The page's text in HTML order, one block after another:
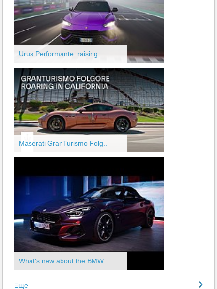
Urus Performante: raising...
Maserati GranTurismo Folg...
What's new about the BMW ...
Еще